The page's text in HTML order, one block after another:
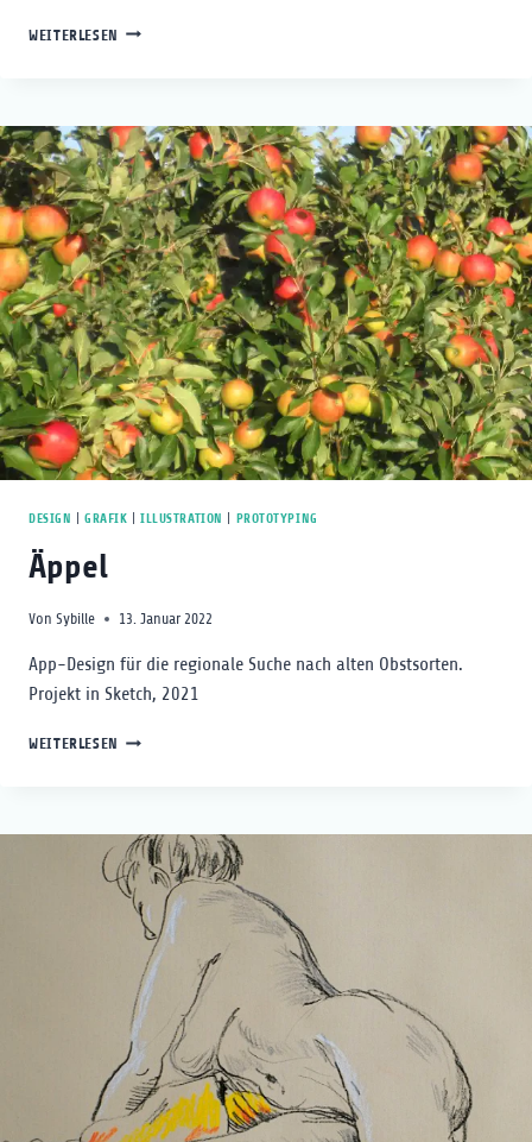
WEITERLESEN KIRSCHBLÜTE
DESIGN |GRAFIK |ILLUSTRATION PROTOTYPING
Äppel
Von Sybille 13. Januar 2022
App-Design für die regionale Suche nach alten Obstsorten.
Projekt in Sketch, 2021
WEITERLESEN ÄPPEL